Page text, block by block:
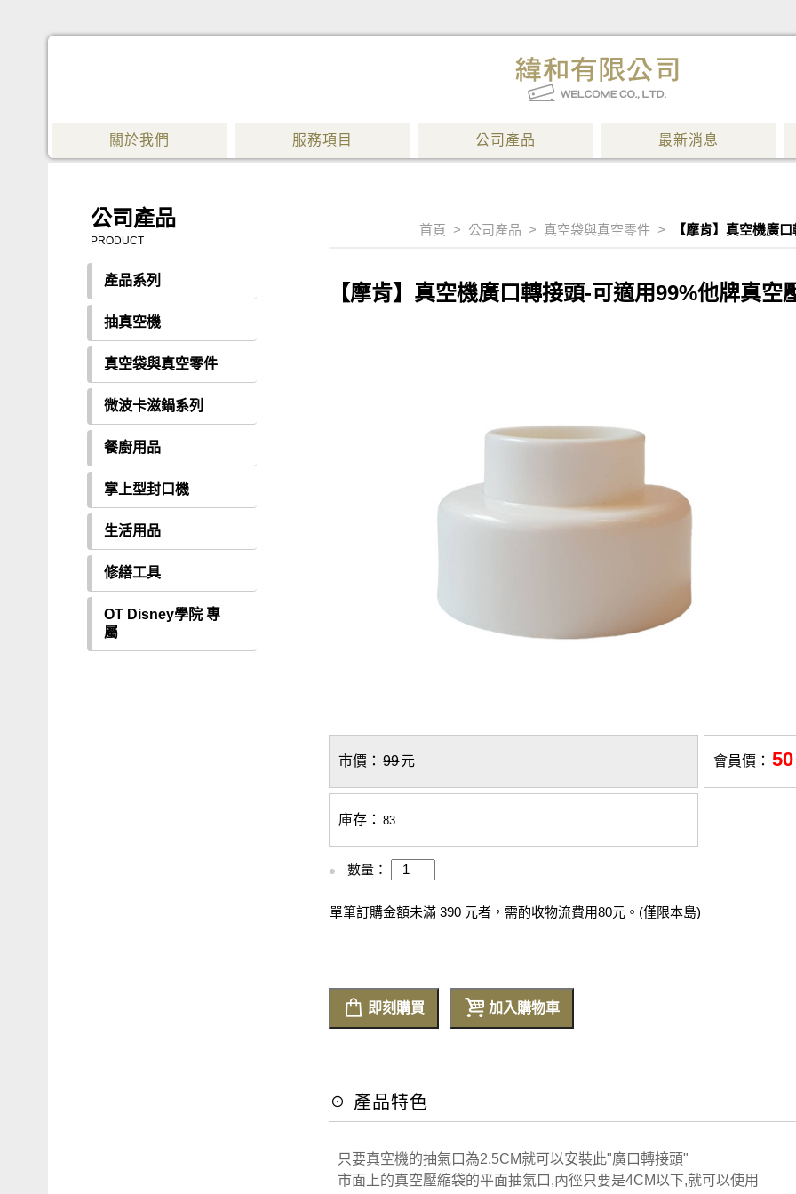
關於我們 服務項目 公司產品 最新消息
公司產品
PRODUCT
產品系列
抽真空機
真空袋與真空零件
微波卡滋鍋系列
餐廚用品
掌上型封口機
生活用品
修繕工具
OT Disney學院 專
屬
首頁 > 公司產品 > 真空袋與真空零件 > 【摩肯】真空機廣
【摩肯】真空機廣口轉接頭-可適用99%他牌真空
市價： 99元 會員價： 50
庫存： 83
數量：
單筆訂購金額未滿 390 元者，需酌收物流費用80元。(僅限本島)
即刻購買 加入購物車
☉ 產品特色
只要真空機的抽氣口為2.5CM就可以安裝此"廣口轉接頭"
市面上的真空壓縮袋的平面抽氣口,內徑只要是4CM以下,就可以使用